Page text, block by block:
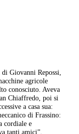
Giovanni Repossi,
agricole
conosciuto. Aveva
Chiaffredo, poi si
a casa sua:
di Frassino:
cordiale e
tanti amici”.